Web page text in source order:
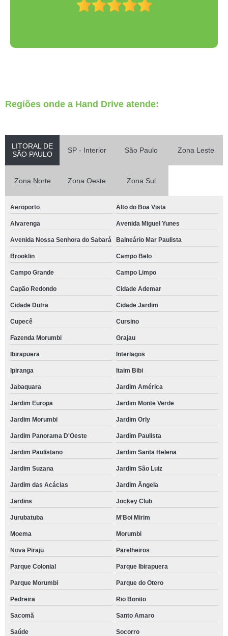
Regiões onde a Hand Drive atende:
LITORAL DE
SÃO PAULO
SP - Interior São Paulo Zona Leste
Zona Norte Zona Oeste Zona Sul
Aeroporto Alto do Boa Vista
Alvarenga Avenida Miguel Yunes
Avenida Nossa Senhora do Sabará Balneário Mar Paulista
Brooklin Campo Belo
Campo Grande Campo Limpo
Capão Redondo Cidade Ademar
Cidade Dutra Cidade Jardim
Cupecê Cursino
Fazenda Morumbi Grajau
Ibirapuera Interlagos
Ipiranga Itaim Bibi
Jabaquara Jardim América
Jardim Europa Jardim Monte Verde
Jardim Morumbi Jardim Orly
Jardim Panorama D'Oeste Jardim Paulista
Jardim Paulistano Jardim Santa Helena
Jardim Suzana Jardim São Luiz
Jardim das Acácias Jardim Ângela
Jardins Jockey Club
Jurubatuba M'Boi Mirim
Moema Morumbi
Nova Piraju Parelheiros
Parque Colonial Parque Ibirapuera
Parque Morumbi Parque do Otero
Pedreira Rio Bonito
Sacomã Santo Amaro
Saúde Socorro